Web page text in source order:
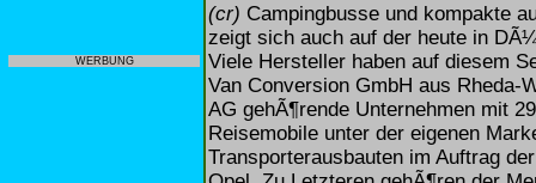
WERBUNG
(cr) Campingbusse und kompakte
zeigt sich auch auf der heute in
Viele Hersteller haben auf diesem
Van Conversion GmbH aus
AG gehÃ¶rende Unternehmen mit
Reisemobile unter der eigenen
Transporterausbauten im Auftrag